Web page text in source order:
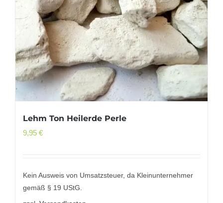
Lehm Ton Heilerde Perle
9,95 €
Kein Ausweis von Umsatzsteuer, da Kleinunternehmer
gemäß § 19 UStG.